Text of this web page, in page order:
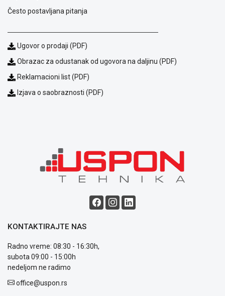
Blog
plaćanja
Isporuka
reklamacije
Politika
kolačićima
Provera
garancije
OUTLET
Često postavljana pitanja
Ugovor o prodaji (PDF)
Obrazac za odustanak od ugovora na daljinu (PDF)
Reklamacioni list (PDF)
Izjava o saobraznosti (PDF)
KONTAKTIRAJTE NAS
Radno vreme: 08:30 - 16:30h,
subota 09:00 - 15:00h
nedeljom ne radimo
office@uspon.rs